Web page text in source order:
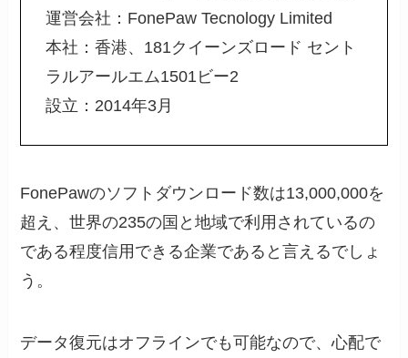
運営会社：FonePaw Tecnology Limited
本社：香港、181クイーンズロード セント
ラルアールエム1501ビー2
設立：2014年3月
FonePawのソフトダウンロード数は13,000,000を
超え、世界の235の国と地域で利用されているの
である程度信用できる企業であると言えるでしょ
う。
データ復元はオフラインでも可能なので、心配で